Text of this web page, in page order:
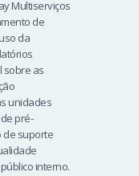
Multiserviços
de
da
sobre as
unidades
pré-
de suporte
interno.